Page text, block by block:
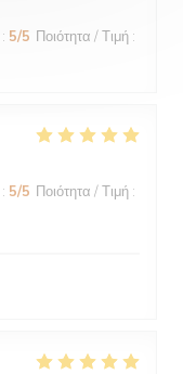
: 5/5 Ποιότητα / Τιμή :
: 5/5 Ποιότητα / Τιμή :